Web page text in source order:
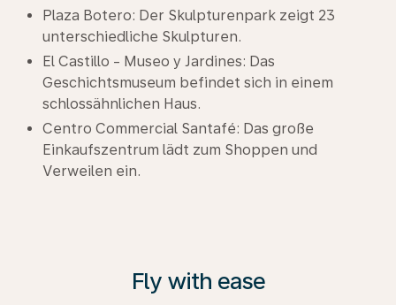
Plaza Botero: Der Skulpturenpark zeigt 23
unterschiedliche Skulpturen.
El Castillo - Museo y Jardines: Das
Geschichtsmuseum befindet sich in einem
schlossähnlichen Haus.
Centro Commercial Santafé: Das große
Einkaufszentrum lädt zum Shoppen und
Verweilen ein.
Fly with ease